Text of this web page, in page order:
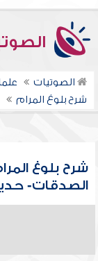
الصوتيات
شرح بلوغ المرام
شرح بلوغ
الصدقات- حديث